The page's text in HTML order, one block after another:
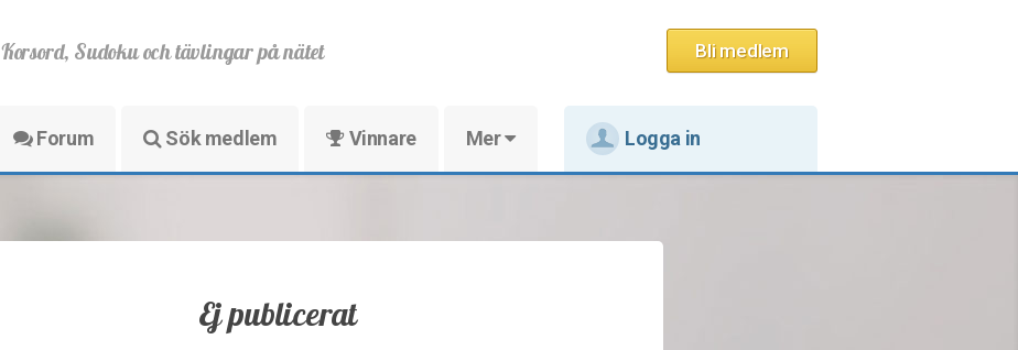
Bli medlem
Korsord, Sudoku och tävlingar på nätet
Forum Sök medlem Vinnare Mer Logga in
Ej publicerat